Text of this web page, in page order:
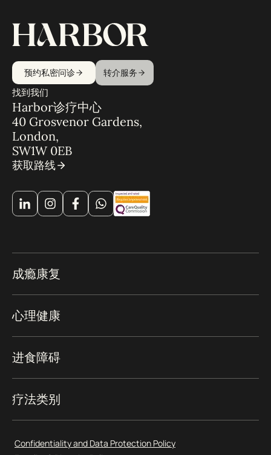
预约私密问诊 转介服务
找到我们
Harbor诊疗中心
40 Grosvenor Gardens,
London,
SW1W 0EB
获取路线
成瘾康复
心理健康
进食障碍
疗法类别
Confidentiality and Data Protection Policy